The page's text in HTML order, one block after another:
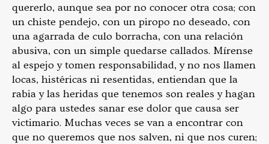
quererlo, aunque sea por no conocer otra cosa; con
un chiste pendejo, con un piropo no deseado, con
una agarrada de culo borracha, con una relación
abusiva, con un simple quedarse callados. Mírense
al espejo y tomen responsabilidad, y no nos llamen
locas, histéricas ni resentidas, entiendan que la
rabia y las heridas que tenemos son reales y hagan
algo para ustedes sanar ese dolor que causa ser
victimario. Muchas veces se van a encontrar con
que no queremos que nos salven, ni que nos curen;